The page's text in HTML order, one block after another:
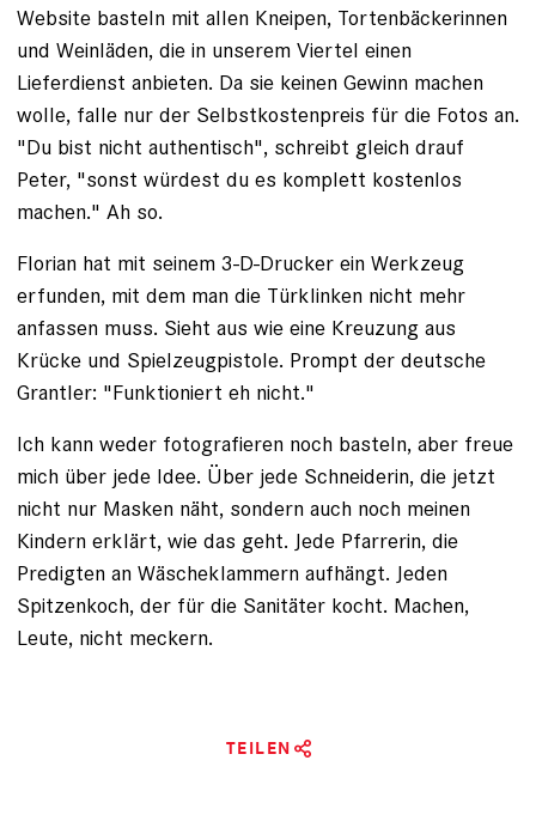
Website basteln mit allen Kneipen, Tortenbäckerinnen
und Weinläden, die in unserem Viertel einen
Lieferdienst anbieten. Da sie keinen Gewinn machen
wolle, falle nur der Selbstkostenpreis für die Fotos an.
"Du bist nicht authentisch", schreibt gleich drauf
Peter, "sonst würdest du es komplett kostenlos
machen." Ah so.
Florian hat mit seinem 3-D-Drucker ein Werkzeug
erfunden, mit dem man die Türklinken nicht mehr
anfassen muss. Sieht aus wie eine Kreuzung aus
Krücke und Spielzeugpistole. Prompt der deutsche
Grantler: "Funktioniert eh nicht."
Ich kann weder fotografieren noch basteln, aber freue
mich über jede Idee. Über jede Schneiderin, die jetzt
nicht nur Masken näht, sondern auch noch meinen
Kindern erklärt, wie das geht. Jede Pfarrerin, die
Predigten an Wäscheklammern aufhängt. Jeden
Spitzenkoch, der für die Sanitäter kocht. Machen,
Leute, nicht meckern.
TEILEN